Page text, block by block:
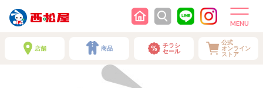
店舗 商品
チラシ
セール
公式
オンライン
ストア